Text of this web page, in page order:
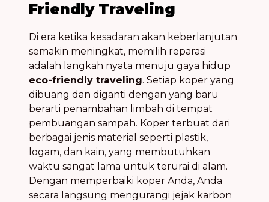
Friendly Traveling
Di era ketika kesadaran akan keberlanjutan
semakin meningkat, memilih reparasi
adalah langkah nyata menuju gaya hidup
eco-friendly traveling. Setiap koper yang
dibuang dan diganti dengan yang baru
berarti penambahan limbah di tempat
pembuangan sampah. Koper terbuat dari
berbagai jenis material seperti plastik,
logam, dan kain, yang membutuhkan
waktu sangat lama untuk terurai di alam.
Dengan memperbaiki koper Anda, Anda
secara langsung mengurangi jejak karbon